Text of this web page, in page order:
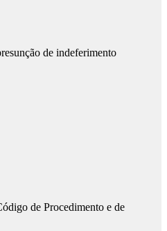
de indeferimento
de Procedimento e de